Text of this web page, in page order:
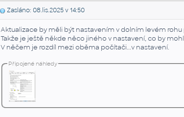
Zasláno: 08.lis.2025 v 14:50
Aktualizace by měli být nastavením v dolním levém
Takže je ještě někde něco jiného v nastavení, co by
V něčem je rozdíl mezi oběma počítači...v nastavení.
Připojené náhledy